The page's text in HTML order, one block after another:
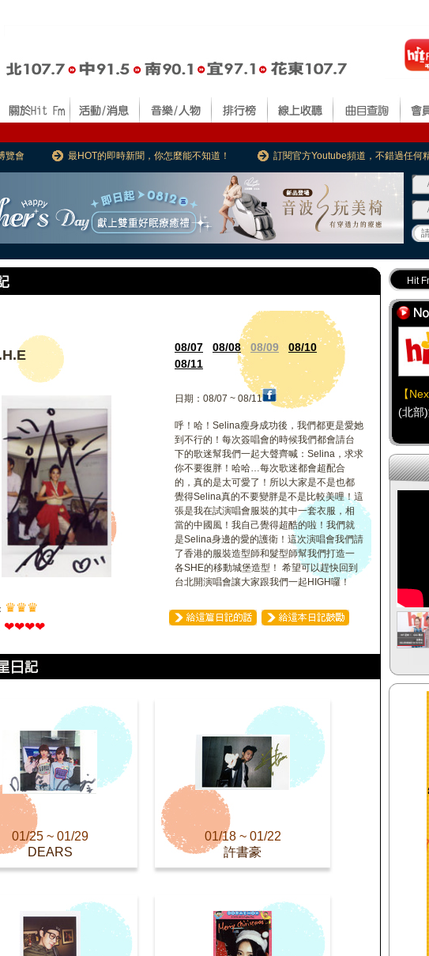
覽會 最HOT的即時新聞，你怎麼能不知道！ 訂閱官方Youtube頻道，不錯過任何
08/07 08/08 08/09
08/10
08/11
日期：08/07 ~ 08/11
呼！哈！Selina瘦身成功後，我們都更是愛她
到不行的！每次簽唱會的時候我們都會請台
下的歌迷幫我們一起大聲齊喊：Selina，求求
你不要復胖！哈哈…每次歌迷都會超配合
的，真的是太可愛了！所以大家是不是也都
覺得Selina真的不要變胖是不是比較美哩！這
張是我在試演唱會服裝的其中一套衣服，相
當的中國風！我自己覺得超酷的啦！我們就
是Selina身邊的愛的護衛！這次演唱會我們請
了香港的服裝造型師和髮型師幫我們打造一
各SHE的移動城堡造型！ 希望可以趕快回到
台北開演唱會讓大家跟我們一起HIGH囉！
♛♛♛
❤❤❤❤
01/25 ~ 01/29
DEARS
01/18 ~ 01/22
許書豪
Hit
Hit
最專
好康
【
(北部
【
(宜
【
(花